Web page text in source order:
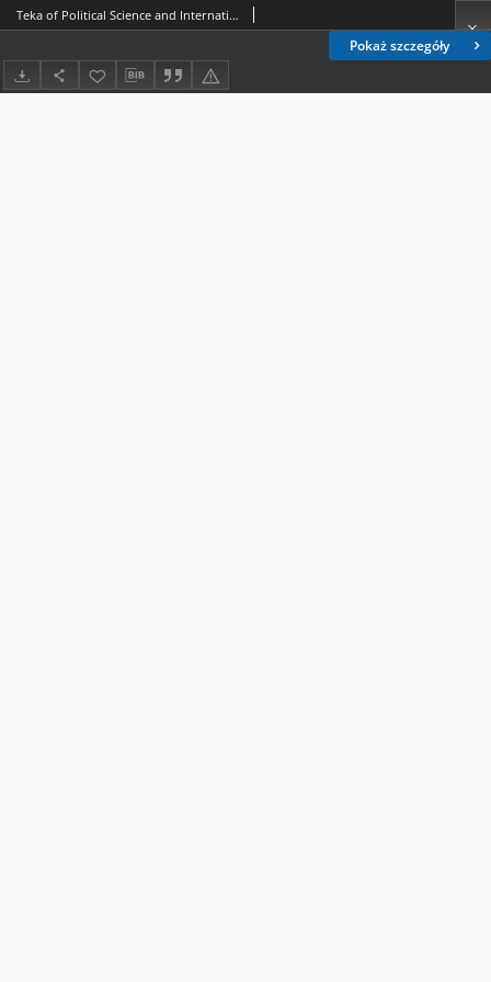
Pokaż szczegóły
Teka of Political Science and International Relations Nr 16 (2021), 1 - Spis treści